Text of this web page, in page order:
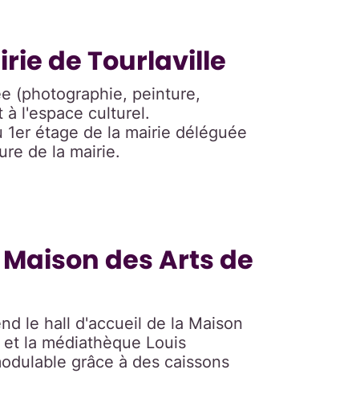
de Tourlaville
(photographie, peinture,
à l'espace culturel.
1er étage de la mairie déléguée
de la mairie.
des Arts de
le hall d'accueil de la Maison
la médiathèque Louis
grâce à des caissons